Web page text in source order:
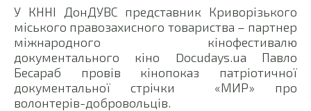
У КННІ ДонДУВС представник Криворізького
міського правозахисного товариства – партнер
міжнародного кінофестивалю
документального кіно Docudays.ua Павло
Бесараб провів кінопоказ патріотичної
документальної стрічки «МИР» про
волонтерів-добровольців.